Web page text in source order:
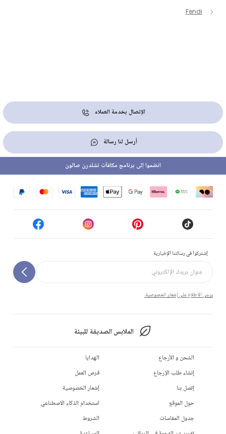
Fendi
الإتصال بخدمة العملاء
أرسل لنا رسالة
إشتركوا في رسالتنا الإخبارية
يرجى الاطلاع على إشعار الخصوصية.
الملابس الصديقة للبيئة
انضموا إلى برنامج مكافآت تشلدرن صالون
الشحن و الأرجاع
إنشاء طلب الإرجاع
إتصل بنا
حول الموقع
جدول المقاسات
الهدايا
فرص العمل
إشعار الخصوصية
استخدام الذكاء الاصطناعي
الشروط